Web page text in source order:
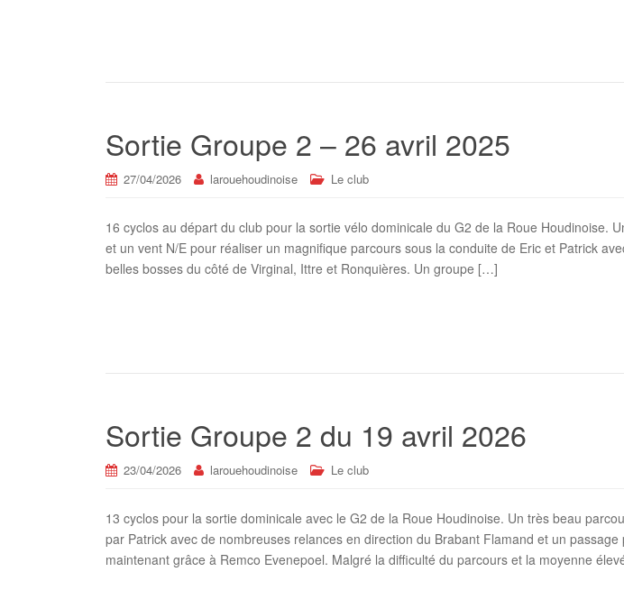
Sortie Groupe 2 – 26 avril 2025
27/04/2026 larouehoudinoise Le club
16 cyclos au départ du club pour la sortie vélo dominicale du G2 de la Roue Houdinoise.
et un vent N/E pour réaliser un magnifique parcours sous la conduite de Eric et Patrick
belles bosses du côté de Virginal, Ittre et Ronquières. Un groupe […]
Sortie Groupe 2 du 19 avril 2026
23/04/2026 larouehoudinoise Le club
13 cyclos pour la sortie dominicale avec le G2 de la Roue Houdinoise. Un très beau
par Patrick avec de nombreuses relances en direction du Brabant Flamand et un
maintenant grâce à Remco Evenepoel. Malgré la difficulté du parcours et la moyenne